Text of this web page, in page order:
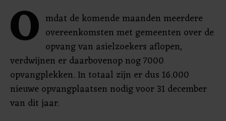
O mdat de komende maanden meerdere
overeenkomsten met gemeenten over de
opvang van asielzoekers aflopen,
verdwijnen er daarbovenop nog 7000
opvangplekken. In totaal zijn er dus 16.000
nieuwe opvangplaatsen nodig voor 31 december
van dit jaar.